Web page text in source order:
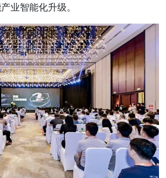
业智能化升级。